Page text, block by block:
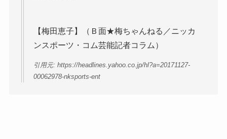
【梅田恵子】（Ｂ面★梅ちゃんねる／ニッカ
ンスポーツ・コム芸能記者コラム）
引用元: https://headlines.yahoo.co.jp/hl?a=20171127-
00062978-nksports-ent